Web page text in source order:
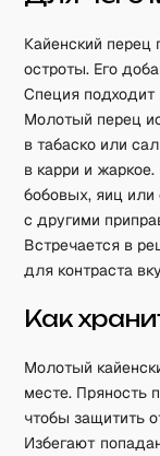
Кайенский
остроты. Его
Специя
Молотый перец
в табаско или
в карри и
бобовых, яиц
с другими
Встречается в
для контраста
Как
Молотый
месте. Пряность
чтобы защитить
Избегают